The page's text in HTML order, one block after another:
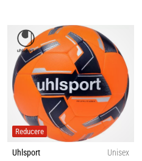
Reducere
Uhlsport
Unisex